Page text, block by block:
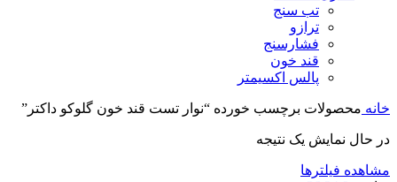
تب سنج
ترازو
فشارسنج
قند خون
پالس اکسیمتر
خانه محصولات برچسب خورده “نوار تست قند خون گلوکو داکتر”
در حال نمایش یک نتیجه
مشاهده فیلترها